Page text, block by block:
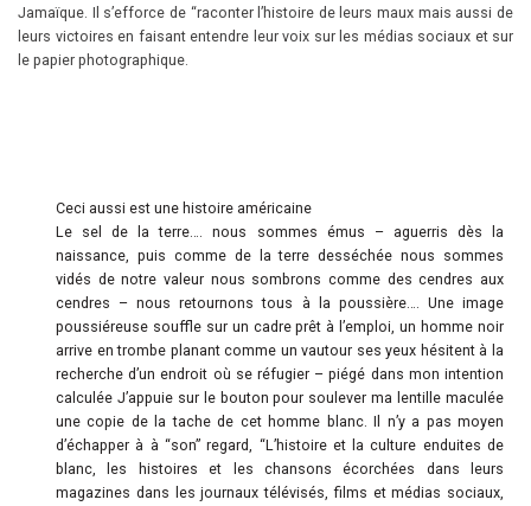
Jamaïque. Il s’efforce de “raconter l’histoire de leurs maux mais aussi de
leurs victoires en faisant entendre leur voix sur les médias sociaux et sur
le papier photographique.
Ceci aussi est une histoire américaine
Le sel de la terre…. nous sommes émus – aguerris dès la
naissance, puis comme de la terre desséchée nous sommes
vidés de notre valeur nous sombrons comme des cendres aux
cendres – nous retournons tous à la poussière…. Une image
poussiéreuse souffle sur un cadre prêt à l’emploi, un homme noir
arrive en trombe planant comme un vautour ses yeux hésitent à la
recherche d’un endroit où se réfugier – piégé dans mon intention
calculée J’appuie sur le bouton pour soulever ma lentille maculée
une copie de la tache de cet homme blanc. Il n’y a pas moyen
d’échapper à à “son” regard, “L’histoire et la culture enduites de
blanc, les histoires et les chansons écorchées dans leurs
magazines dans les journaux télévisés, films et médias sociaux,